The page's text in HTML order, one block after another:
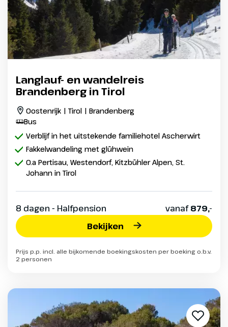
Langlauf- en wandelreis
Brandenberg in Tirol
Oostenrijk | Tirol | Brandenberg
Bus
Verblijf in het uitstekende familiehotel Ascherwirt
Fakkelwandeling met glühwein
O.a Pertisau, Westendorf, Kitzbühler Alpen, St.
Johann in Tirol
8 dagen - Halfpension vanaf879,-
Bekijken
Prijs p.p. incl. alle bijkomende boekingskosten per boeking o.b.v.
2 personen